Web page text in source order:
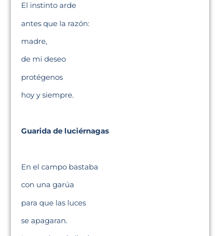
El instinto arde
antes que la razón:
madre,
de mi deseo
protégenos
hoy y siempre.
Guarida de luciérnagas
En el campo bastaba
con una garúa
para que las luces
se apagaran.